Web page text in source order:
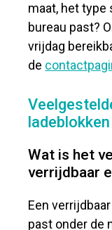
maat, het type
bureau past?
vrijdag
de
ladeblokken
Wat is het
verrijdbaar
Een
past onder de